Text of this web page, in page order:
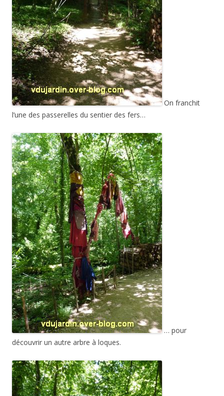
On franchit
l’une des passerelles du sentier des fers…
… pour
découvrir un autre arbre à loques.